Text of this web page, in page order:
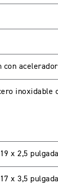
con
inoxidable
x 2,5
x 3,5